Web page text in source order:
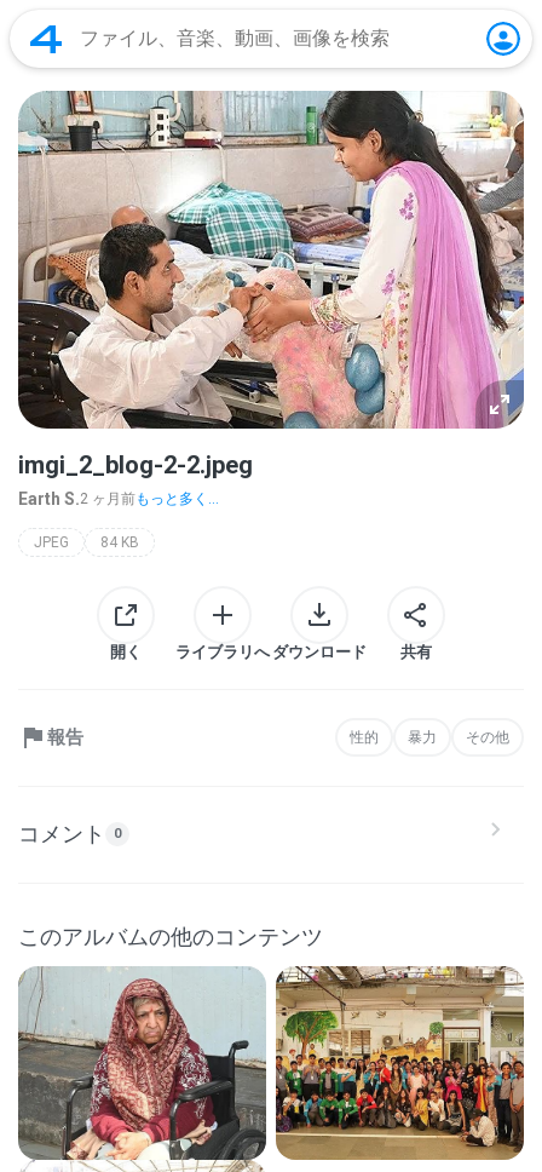
imgi_2_blog-2-2.jpeg
Earth S.2 ヶ月前もっと多く...
JPEG 84 KB
開く ライブラリへ ダウンロード 共有
報告 性的 暴力 その他
コメント 0
このアルバムの他のコンテンツ